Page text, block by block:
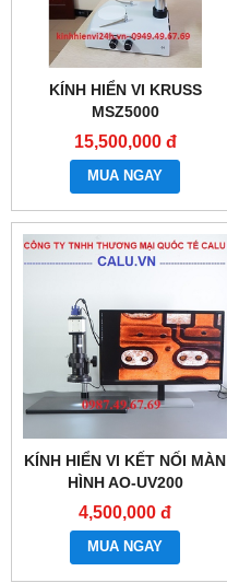
KÍNH HIỂN VI KRUSS
MSZ5000
15,500,000 đ
MUA NGAY
KÍNH HIỂN VI KẾT NỐI MÀN
HÌNH AO-UV200
4,500,000 đ
MUA NGAY